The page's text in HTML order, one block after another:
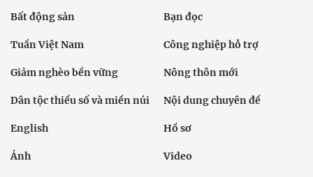
Bất động sản Bạn đọc
Tuần Việt Nam Công nghiệp hỗ trợ
Giảm nghèo bền vững Nông thôn mới
Dân tộc thiểu số và miền núi Nội dung chuyên đề
English Hồ sơ
Ảnh Video